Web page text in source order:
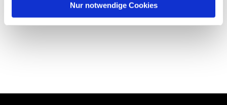
Nur notwendige Cookies